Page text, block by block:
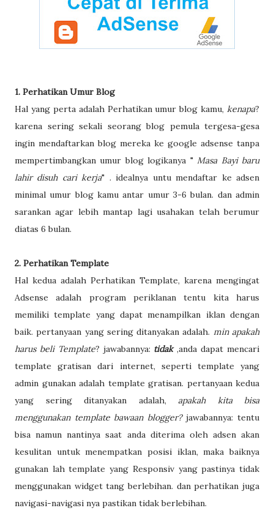
1. Perhatikan Umur Blog
Hal yang perta adalah Perhatikan umur blog kamu, kenapa?
karena sering sekali seorang blog pemula tergesa-gesa
ingin mendaftarkan blog mereka ke google adsense tanpa
mempertimbangkan umur blog logikanya "Masa Bayi baru
lahir disuh cari kerja" . idealnya untu mendaftar ke adsen
minimal umur blog kamu antar umur 3-6 bulan. dan admin
sarankan agar lebih mantap lagi usahakan telah berumur
diatas 6 bulan.
2. Perhatikan Template
Hal kedua adalah Perhatikan Template, karena mengingat
Adsense adalah program periklanan tentu kita harus
memiliki template yang dapat menampilkan iklan dengan
baik. pertanyaan yang sering ditanyakan adalah. min apakah
harus beli Template? jawabannya: tidak,anda dapat mencari
template gratisan dari internet, seperti template yang
admin gunakan adalah template gratisan. pertanyaan kedua
yang sering ditanyakan adalah, apakah kita bisa
menggunakan template bawaan blogger?jawabannya: tentu
bisa namun nantinya saat anda diterima oleh adsen akan
kesulitan untuk menempatkan posisi iklan, maka baiknya
gunakan lah template yang Responsiv yang pastinya tidak
menggunakan widget tang berlebihan. dan perhatikan juga
navigasi-navigasi nya pastikan tidak berlebihan.